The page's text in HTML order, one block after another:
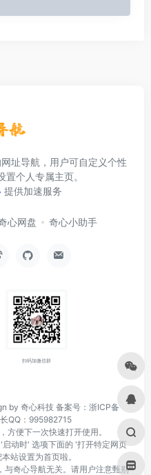
址导航，用户可自定义个性
个人专属主页。
提供加速服务
心网盘 奇心小助手
扫码加微信群
by 奇心科技 备案号：浙ICP备
QQ：995982715
便下一次快速打开使用。
动时' 选项下面的 '打开特定网页
站设置为首页啦。
与奇心导航无关。请用户注意甄别